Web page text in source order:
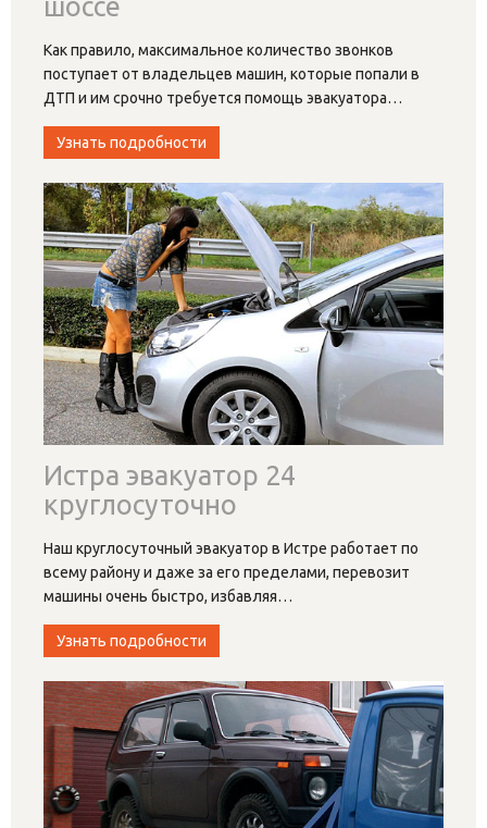
Как правило, максимальное количество звонков
поступает от владельцев машин, которые попали в
ДТП и им срочно требуется помощь эвакуатора…
Узнать подробности
Истра эвакуатор 24
круглосуточно
Наш круглосуточный эвакуатор в Истре работает по
всему району и даже за его пределами, перевозит
машины очень быстро, избавляя…
Узнать подробности